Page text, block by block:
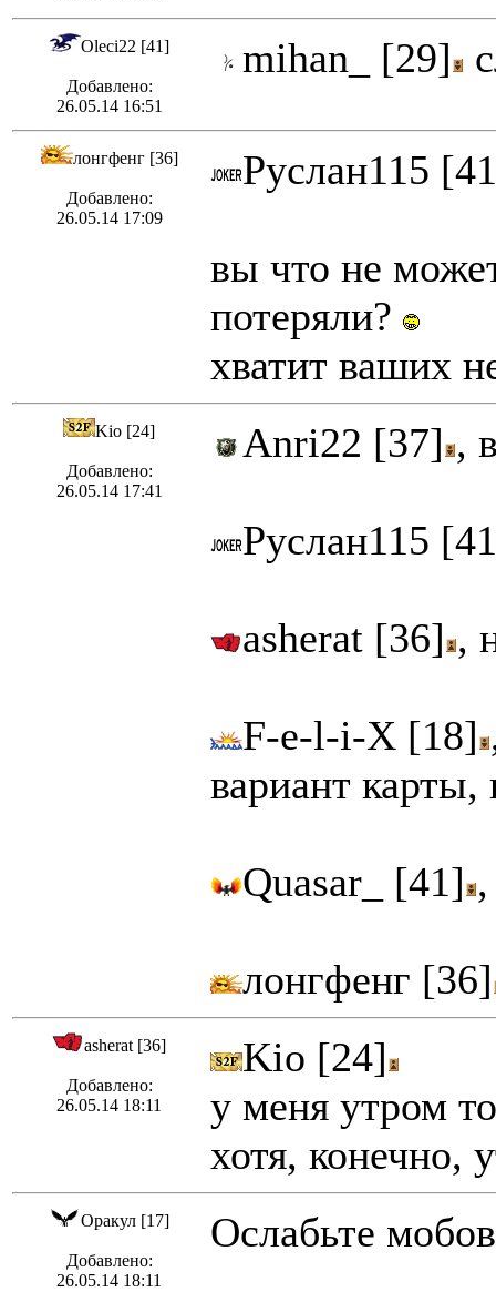
Oleci22 [41]
Добавлено:
26.05.14 16:51
mihan_ [29]
лонгфенг [36]
Добавлено:
26.05.14 17:09
Руслан115
вы что не
потеряли?
хватит ваших
Kio [24]
Добавлено:
26.05.14 17:41
Anri22 [37] ,
Руслан115
asherat [36] ,
F-e-l-i-X [18]
вариант
Quasar_ [41]
лонгфенг [36]
asherat [36]
Добавлено:
26.05.14 18:11
Kio [24]
у меня утром
хотя, конечно,
Оракул [17]
Добавлено:
26.05.14 18:11
Ослабьте